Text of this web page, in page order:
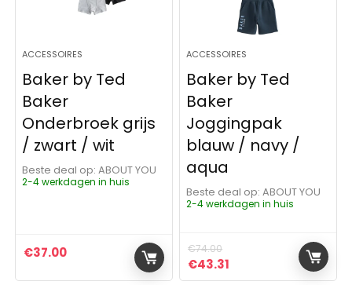
ACCESSOIRES
Baker by Ted
Baker
Onderbroek grijs
/ zwart / wit
Beste deal op:
ABOUT YOU
2-4 werkdagen in huis
€37.00
ACCESSOIRES
Baker by Ted
Baker
Joggingpak
blauw / navy /
aqua
Beste deal op:
ABOUT YOU
2-4 werkdagen in huis
€74.00
Oorspronkelijke prijs
€43.31 Huidige prijs is: